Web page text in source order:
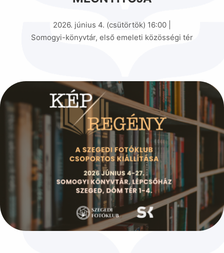
2026. június 4. (csütörtök) 16:00 |
Somogyi-könyvtár, első emeleti közösségi tér